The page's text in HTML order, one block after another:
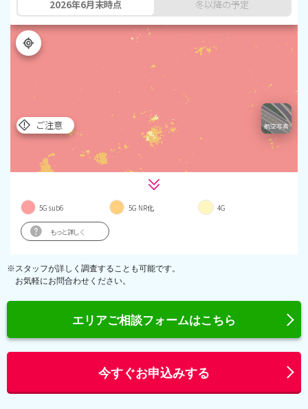
※スタッフが詳しく調査することも可能です。
お気軽にお問合わせください。
エリアご相談フォームはこちら
今すぐお申込みする